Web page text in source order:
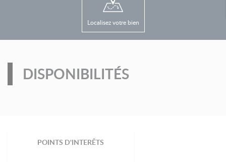
Localisez votre bien
DISPONIBILITÉS
POINTS D'INTERÊTS